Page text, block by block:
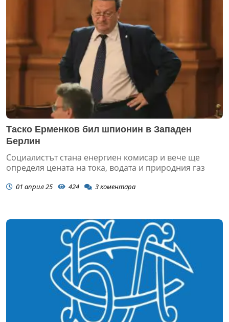
Таско Ерменков бил шпионин в Западен
Берлин
Социалистът стана енергиен комисар и вече ще
определя цената на тока, водата и природния газ
01 април 25 424 3коментара